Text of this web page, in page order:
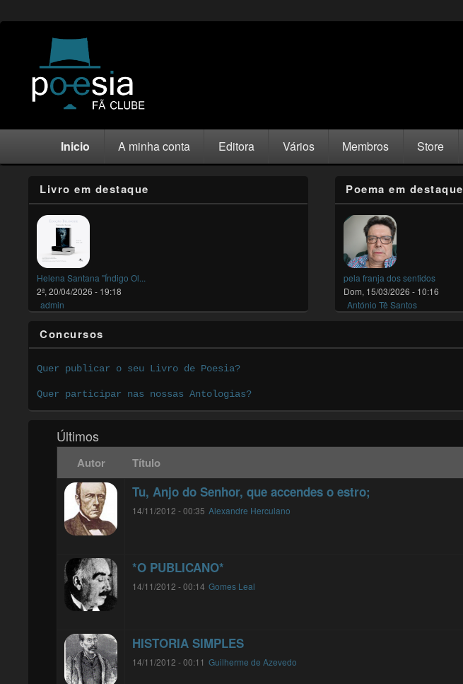
Inicio A minha conta Editora Vários Membros Store
Livro em destaque
Helena Santana "Índigo Ol...
2ª, 20/04/2026 - 19:18
admin
Poema em destaque
pela franja dos sentidos
Dom, 15/03/2026 - 10:16
António Tê Santos
Concursos
Quer publicar o seu Livro de Poesia?
Quer participar nas nossas Antologias?
Últimos
Autor Título
Tu, Anjo do Senhor, que accendes o estro;
14/11/2012 - 00:35 Alexandre Herculano
*O PUBLICANO*
14/11/2012 - 00:14 Gomes Leal
HISTORIA SIMPLES
14/11/2012 - 00:11 Guilherme de Azevedo